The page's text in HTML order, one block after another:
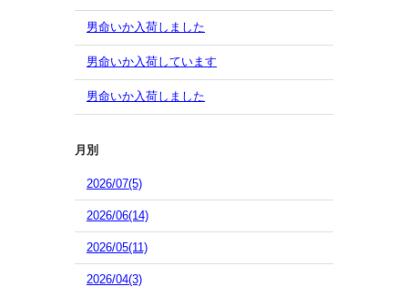
男命いか入荷しました
男命いか入荷しています
男命いか入荷しました
月別
2026/07(5)
2026/06(14)
2026/05(11)
2026/04(3)